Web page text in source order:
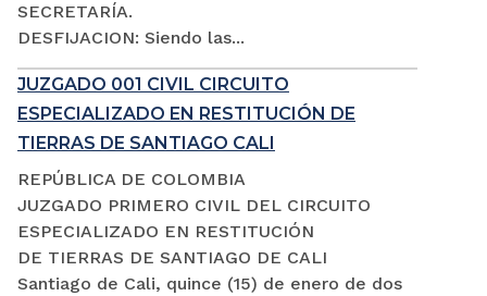
SECRETARÍA.
DESFIJACION: Siendo las...
JUZGADO 001 CIVIL CIRCUITO
ESPECIALIZADO EN RESTITUCIÓN DE
TIERRAS DE SANTIAGO CALI
REPÚBLICA DE COLOMBIA
JUZGADO PRIMERO CIVIL DEL CIRCUITO
ESPECIALIZADO EN RESTITUCIÓN
DE TIERRAS DE SANTIAGO DE CALI
Santiago de Cali, quince (15) de enero de dos